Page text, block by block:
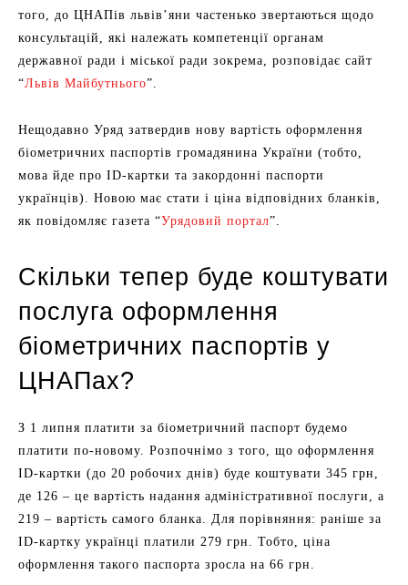
того, до ЦНАПів львів’яни частенько звертаються щодо
консультацій, які належать компетенції органам
державної ради і міської ради зокрема, розповідає сайт
“Львів Майбутнього”.
Нещодавно Уряд затвердив нову вартість оформлення
біометричних паспортів громадянина України (тобто,
мова йде про ІD-картки та закордонні паспорти
українців). Новою має стати і ціна відповідних бланків,
як повідомляє газета “Урядовий портал”.
Скільки тепер буде коштувати
послуга оформлення
біометричних паспортів у
ЦНАПах?
З 1 липня платити за біометричний паспорт будемо
платити по-новому. Розпочнімо з того, що оформлення
ІD-картки (до 20 робочих днів) буде коштувати 345 грн,
де 126 – це вартість надання адміністративної послуги, а
219 – вартість самого бланка. Для порівняння: раніше за
ІD-картку українці платили 279 грн. Тобто, ціна
оформлення такого паспорта зросла на 66 грн.